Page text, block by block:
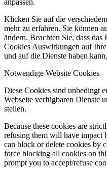
anpassen.
Klicken Sie auf die
mehr zu erfahren. Sie können
ändern. Beachten Sie, dass
Cookies Auswirkungen auf
und auf die Dienste haben
Notwendige Website Cookies
Diese Cookies sind unbedingt
Webseite verfügbaren Dienste
stellen.
Because these cookies are
refusing them will have impact
can block or delete cookies by
force blocking all cookies on
prompt you to accept/refuse